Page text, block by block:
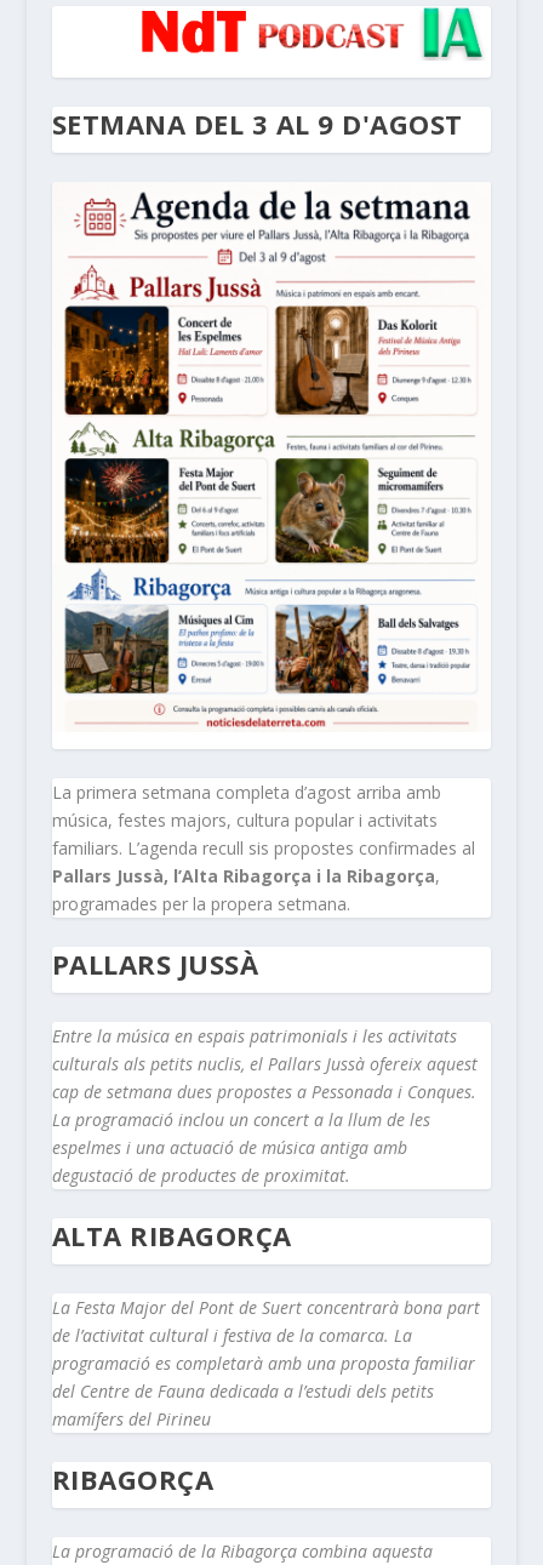
SETMANA DEL 3 AL 9 D'AGOST
La primera setmana completa d’agost arriba amb
música, festes majors, cultura popular i activitats
familiars. L’agenda recull sis propostes confirmades al
Pallars Jussà, l’Alta Ribagorça i la Ribagorça,
programades per la propera setmana.
PALLARS JUSSÀ
Entre la música en espais patrimonials i les activitats
culturals als petits nuclis, el Pallars Jussà ofereix aquest
cap de setmana dues propostes a Pessonada i Conques.
La programació inclou un concert a la llum de les
espelmes i una actuació de música antiga amb
degustació de productes de proximitat.
ALTA RIBAGORÇA
La Festa Major del Pont de Suert concentrarà bona part
de l’activitat cultural i festiva de la comarca. La
programació es completarà amb una proposta familiar
del Centre de Fauna dedicada a l’estudi dels petits
mamífers del Pirineu
RIBAGORÇA
La programació de la Ribagorça combina aquesta